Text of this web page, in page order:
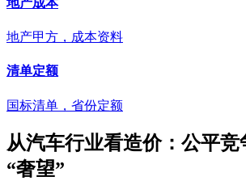
地产甲方，成本资料
清单定额
国标清单，省份定额
从汽车行业看造价：公平竞
“奢望”